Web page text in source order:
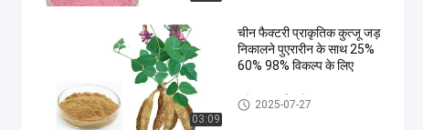
03:09
चीन फैक्टरी प्राकृतिक कुत्जू जड़
निकालने पुएरारीन के साथ 25%
60% 98% विकल्प के लिए
सक्रिय फार्मास्युटिकल घटक
2025-07-27